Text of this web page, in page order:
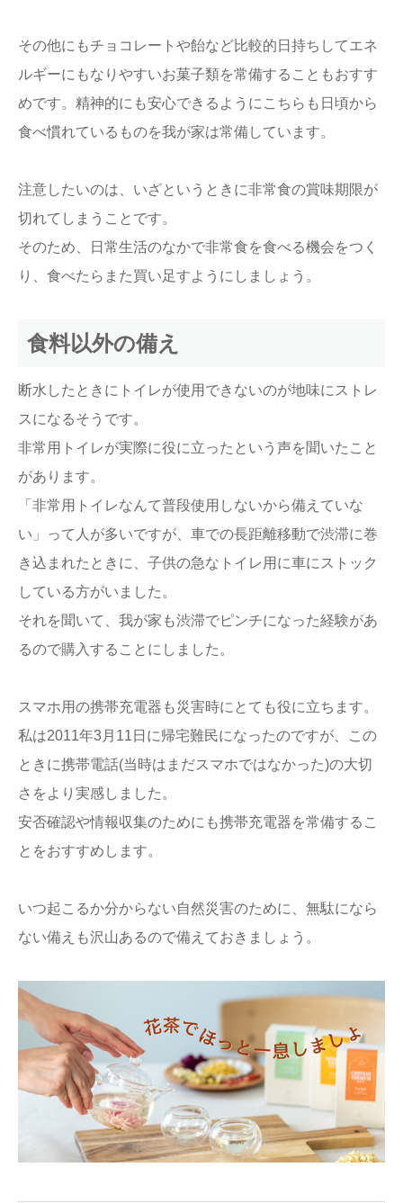
その他にもチョコレートや飴など比較的日持ちしてエネ
ルギーにもなりやすいお菓子類を常備することもおすす
めです。精神的にも安心できるようにこちらも日頃から
食べ慣れているものを我が家は常備しています。
注意したいのは、いざというときに非常食の賞味期限が
切れてしまうことです。
そのため、日常生活のなかで非常食を食べる機会をつく
り、食べたらまた買い足すようにしましょう。
食料以外の備え
断水したときにトイレが使用できないのが地味にストレ
スになるそうです。
非常用トイレが実際に役に立ったという声を聞いたこと
があります。
「非常用トイレなんて普段使用しないから備えていな
い」って人が多いですが、車での長距離移動で渋滞に巻
き込まれたときに、子供の急なトイレ用に車にストック
している方がいました。
それを聞いて、我が家も渋滞でピンチになった経験があ
るので購入することにしました。
スマホ用の携帯充電器も災害時にとても役に立ちます。
私は2011年3月11日に帰宅難民になったのですが、この
ときに携帯電話(当時はまだスマホではなかった)の大切
さをより実感しました。
安否確認や情報収集のためにも携帯充電器を常備するこ
とをおすすめします。
いつ起こるか分からない自然災害のために、無駄になら
ない備えも沢山あるので備えておきましょう。